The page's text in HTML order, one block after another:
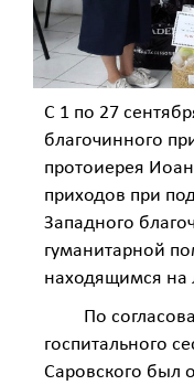
С 1 по 27
благочинного
протоиерея
приходов при
Западного
гуманитарной
находящимся на
По
госпитального
Саровского был